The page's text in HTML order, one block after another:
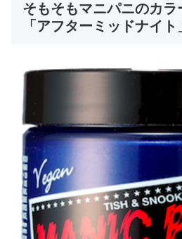
そもそもマニパニのカラ
「アフターミッドナイト